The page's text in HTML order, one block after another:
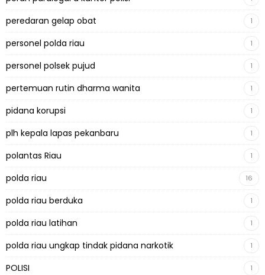
peredaran gelap obat 1
personel polda riau 1
personel polsek pujud 1
pertemuan rutin dharma wanita 1
pidana korupsi 1
plh kepala lapas pekanbaru 1
polantas Riau 1
polda riau 16
polda riau berduka 1
polda riau latihan 1
polda riau ungkap tindak pidana narkotik 1
POLISI 1